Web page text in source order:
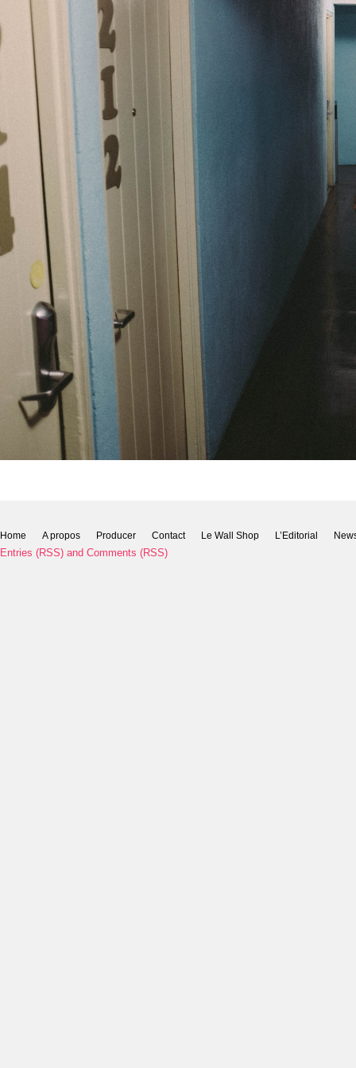
Home A propos Producer Contact Le Wall Shop L’Editorial
Entries (RSS) and Comments (RSS)